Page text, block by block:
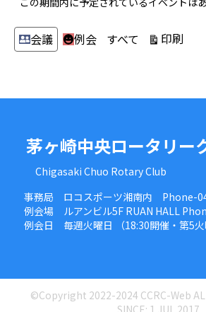
カ
テ
ー
会議 例会 すべて 印刷
茅ヶ崎中央ロータリー
Chigasaki Chuo Rotary Club
事務局 ロコスポーツ湘南内 Phone-
例会場 ルアンビル5F RUAN HALL
例会日 毎週火曜日 （18:30開催・第5
©Copyright 2022-2024 CCRC-Web